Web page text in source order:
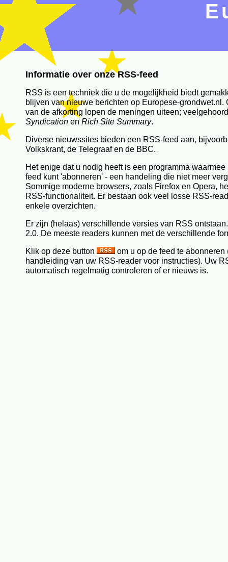
Informatie over onze RSS-feed
RSS is een techniek die u de mogelijkheid biedt
blijven van nieuwe berichten op Europese-grondwet.nl.
van de afkorting lopen de meningen uiteen;
Syndication enRich Site Summary.
Diverse nieuwssites bieden een RSS-feed aan,
Volkskrant, de Telegraaf en de BBC.
Het enige dat u nodig heeft is een programma
feed kunt 'abonneren' - een handeling die niet meer
Sommige moderne browsers, zoals Firefox en Opera,
RSS-functionaliteit. Er bestaan ook veel losse RSS-
enkele overzichten.
Er zijn (helaas) verschillende versies van RSS
2.0. De meeste readers kunnen met de verschillende
Klik op deze button
om u op de feed te abonneren
handleiding van uw RSS-reader voor instructies). Uw
automatisch regelmatig controleren of er nieuws is.